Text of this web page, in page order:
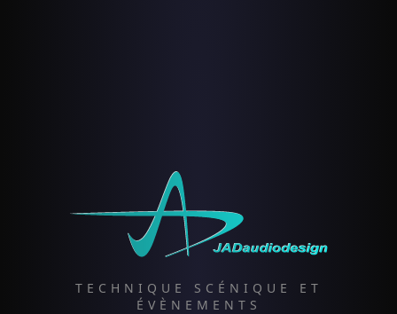
TECHNIQUE SCÉNIQUE ET
ÉVÈNEMENTS